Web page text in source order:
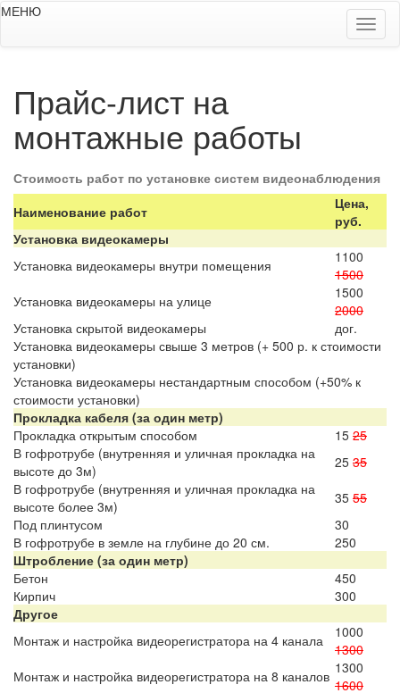
МЕНЮ
Прайс-лист на
монтажные работы
Стоимость работ по установке систем видеонаблюдения
Наименование работ
Цена,
руб.
Установка видеокамеры
Установка видеокамеры внутри помещения
1100
1500
Установка видеокамеры на улице
1500
2000
Установка скрытой видеокамеры
дог.
Установка видеокамеры свыше 3 метров (+ 500 р. к стоимости
установки)
Установка видеокамеры нестандартным способом (+50% к
стоимости установки)
Прокладка кабеля (за один метр)
Прокладка открытым способом
15 25
В гофротрубе (внутренняя и уличная прокладка на
высоте до 3м)
25 35
В гофротрубе (внутренняя и уличная прокладка на
высоте более 3м)
35 55
Под плинтусом
30
В гофротрубе в земле на глубине до 20 см.
250
Штробление (за один метр)
Бетон
450
Кирпич
300
Другое
Монтаж и настройка видеорегистратора на 4 канала
1000
1300
Монтаж и настройка видеорегистратора на 8 каналов 1300
1600